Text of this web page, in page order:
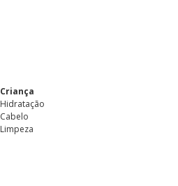
Criança
Hidratação
Cabelo
Limpeza